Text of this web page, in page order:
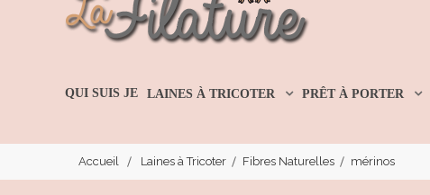
QUI SUIS JE LAINES À TRICOTER PRÊT À PORTER
Accueil Laines à Tricoter Fibres Naturelles mérinos